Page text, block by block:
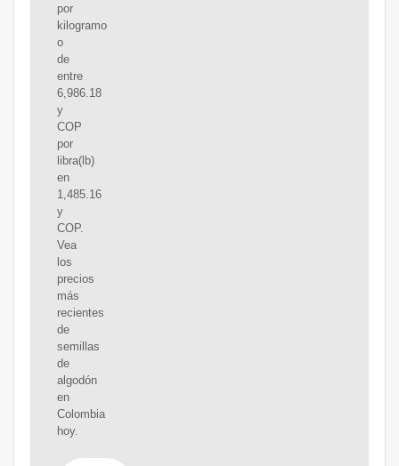
por
kilogramo
o
de
entre
6,986.18
y
COP
por
libra(lb)
en
1,485.16
y
COP.
Vea
los
precios
más
recientes
de
semillas
de
algodón
en
Colombia
hoy.